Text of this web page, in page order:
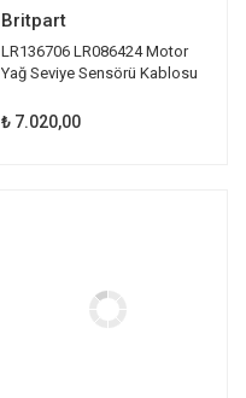
Britpart
LR136706 LR086424 Motor
Yağ Seviye Sensörü Kablosu
₺ 7.020,00